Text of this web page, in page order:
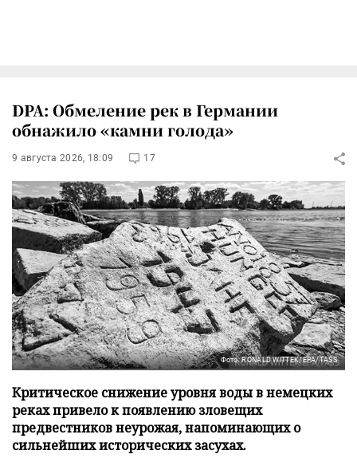
DPA: Обмеление рек в Германии
обнажило «камни голода»
9 августа 2026, 18:09 17
Фото: RONALD WITTEK/EPA/TASS
Критическое снижение уровня воды в немецких
реках привело к появлению зловещих
предвестников неурожая, напоминающих о
сильнейших исторических засухах.